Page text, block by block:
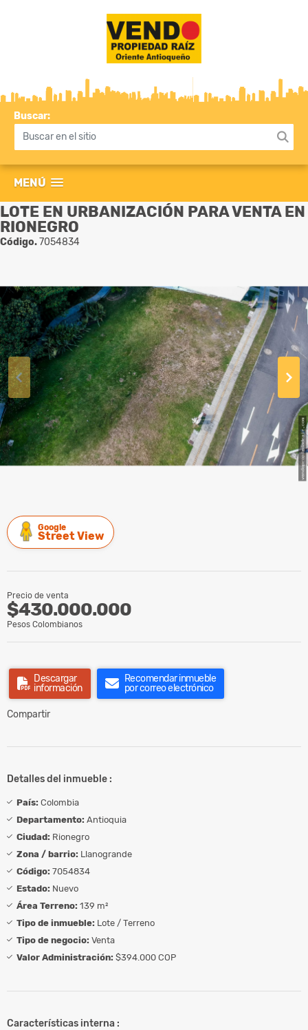
Buscar:
MENÚ
LOTE EN URBANIZACIÓN PARA VENTA EN
RIONEGRO
Código.7054834
Google
Street View
Precio de venta
$430.000.000
Pesos Colombianos
Descargar
información
Recomendar inmueble
por correo electrónico
Compartir
Detalles del inmueble :
País: Colombia
Departamento: Antioquia
Ciudad: Rionegro
Zona / barrio: Llanogrande
Código: 7054834
Estado: Nuevo
Área Terreno: 139 m²
Tipo de inmueble: Lote / Terreno
Tipo de negocio: Venta
Valor Administración: $394.000 COP
Características interna :